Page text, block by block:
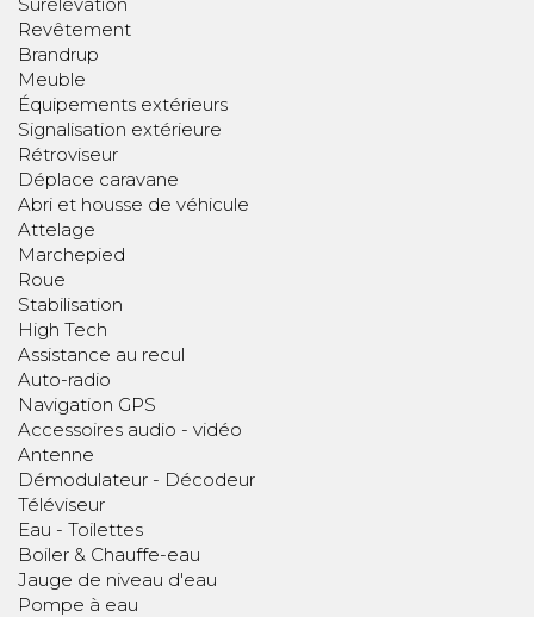
Revêtement
Brandrup
Meuble
Équipements extérieurs
Signalisation extérieure
Rétroviseur
Déplace caravane
Abri et housse de véhicule
Attelage
Marchepied
Roue
Stabilisation
High Tech
Assistance au recul
Auto-radio
Navigation GPS
Accessoires audio - vidéo
Antenne
Démodulateur - Décodeur
Téléviseur
Eau - Toilettes
Boiler & Chauffe-eau
Jauge de niveau d'eau
Pompe à eau